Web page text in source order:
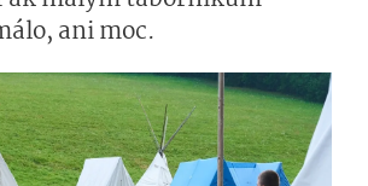
ani moc.